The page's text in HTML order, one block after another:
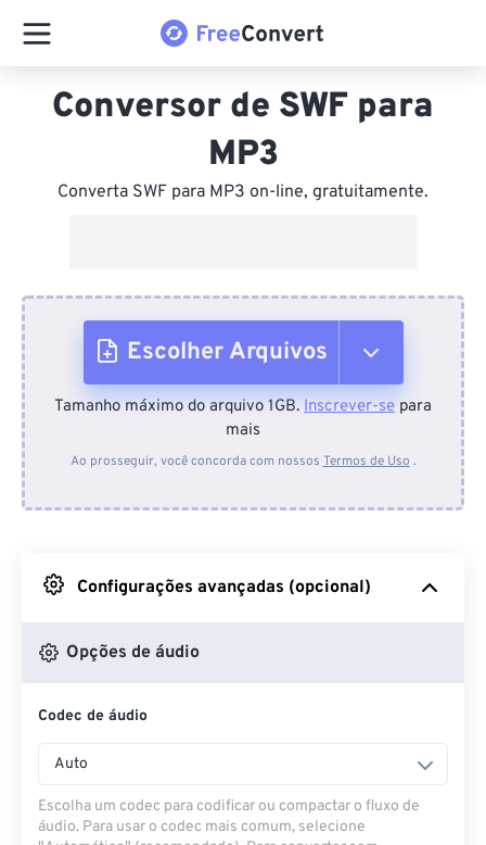
Conversor de SWF para
MP3
Converta SWF para MP3 on-line, gratuitamente.
Escolher Arquivos
Do dispositivo
Do Google Drive
Do OneDrive
Tamanho máximo do arquivo 1GB. Inscrever-se para
mais
Ao prosseguir, você concorda com nossos Termos de Uso .
Configurações avançadas (opcional)
Opções de áudio
Codec de áudio
Auto
Escolha um codec para codificar ou compactar o fluxo de
áudio. Para usar o codec mais comum, selecione